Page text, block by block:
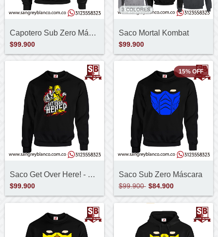
Capotero Sub Zero Máscara
$99.900
3 COLORES
Saco Mortal Kombat
$99.900
Saco Get Over Here! - Scorpion
$99.900
15% OFF
Saco Sub Zero Máscara
$99.900 $84.900